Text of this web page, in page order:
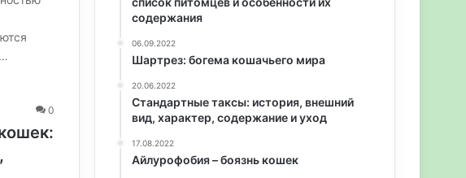
0
содержания
06.09.2022
Шартрез: богема кошачьего мира
20.06.2022
Стандартные таксы: история, внешний
вид, характер, содержание и уход
17.08.2022
Айлурофобия – боязнь кошек